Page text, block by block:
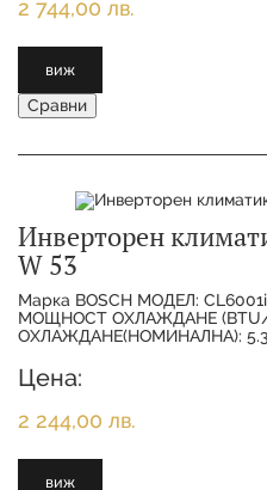
2 744,00 лв.
виж
Сравни
Инверторен
W 53
Марка BOSCH МОДЕЛ:
МОЩНОСТ ОХЛАЖДАНЕ
ОХЛАЖДАНЕ(НОМИНАЛНА):
Цена:
2 244,00 лв.
виж